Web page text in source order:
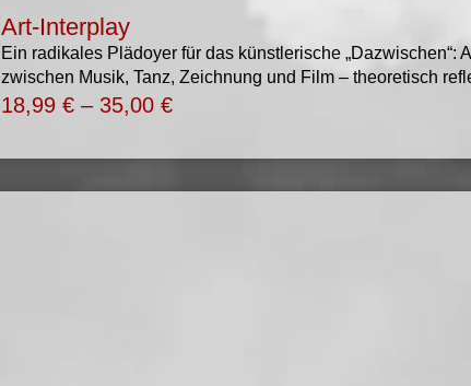
Art-Interplay
Ein radikales Plädoyer für das künstlerische „Dazwischen“:
zwischen Musik, Tanz, Zeichnung und Film – theoretisch
18,99 € – 35,00 €